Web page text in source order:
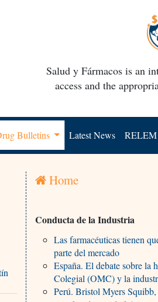
Salud y Fármacos is an
access and the
Bulletins Latest News RELEM
Home
Conducta de la Industria
Las farmacéuticas tienen
parte del mercado
España. El debate sobre la
Colegial (OMC) y la
Perú. Bristol Myers